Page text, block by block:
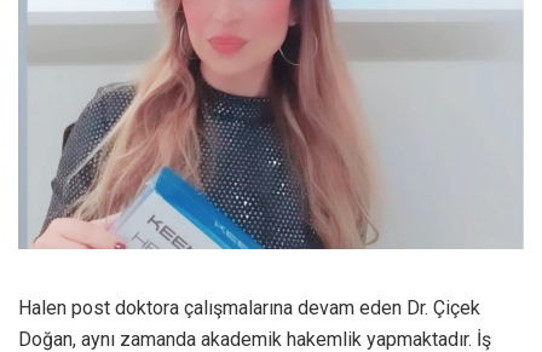
Halen post doktora çalışmalarına devam eden Dr. Çiçek
Doğan, aynı zamanda akademik hakemlik yapmaktadır. İş